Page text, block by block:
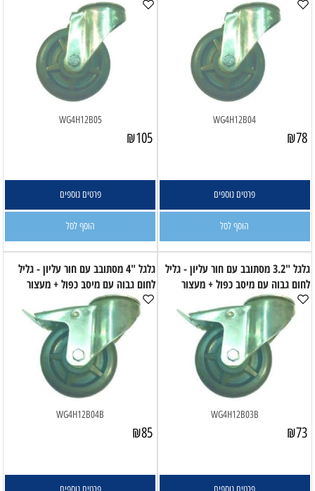
WG4H12B04
₪78
פרטים נוספים
הוסף לסל
WG4H12B05
₪105
פרטים נוספים
הוסף לסל
גלגל "3.2 מסתובב עם חור עליון - גליל
לחום גבוה עם מיסב כפול + מעצור
WG4H12B03B
₪73
גלגל "4 מסתובב עם חור עליון - גליל
לחום גבוה עם מיסב כפול + מעצור
WG4H12B04B
₪85